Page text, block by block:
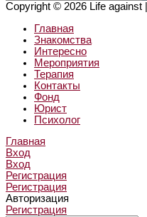
Copyright © 2026 Life against
Главная
Знакомства
Интересно
Мероприятия
Терапия
Контакты
Фонд
Юрист
Психолог
Главная
Вход
Вход
Регистрация
Регистрация
Авторизация
Регистрация